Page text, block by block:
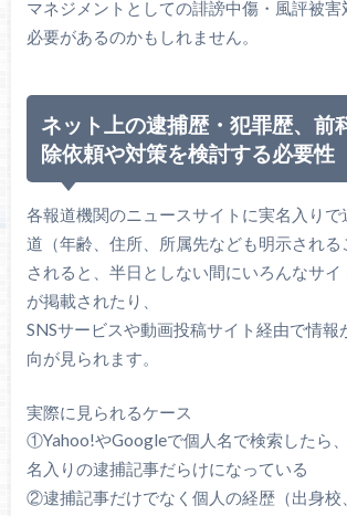
マネジメントとしての誹謗中傷・風評被害
必要があるのかもしれません。
ネット上の逮捕歴・犯罪歴、前
除依頼や対策を検討する必要性
各報道機関のニュースサイトに実名入りで
道（年齢、住所、所属先なども明示される
されると、半日としない間にいろんなサ
が掲載されたり、
SNSサービスや動画投稿サイト経由で情報
向が見られます。
実際に見られるケース
①Yahoo!やGoogleで個人名で検索したら
名入りの逮捕記事だらけになっている
②逮捕記事だけでなく個人の経歴（出身校